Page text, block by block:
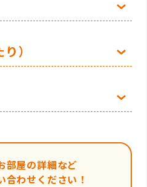
）
部屋の詳細など
合わせください！